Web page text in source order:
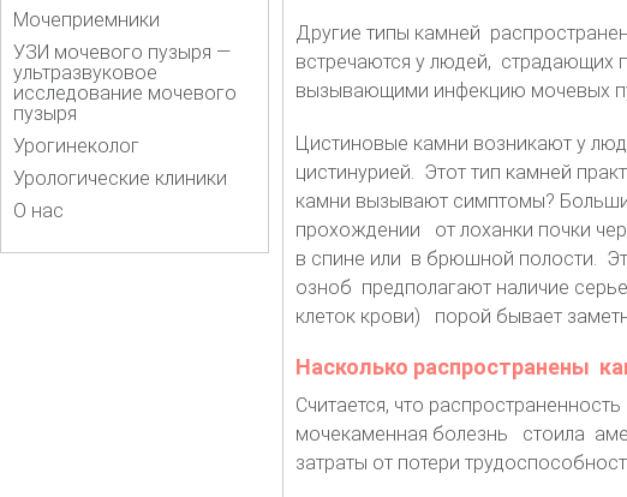
Мочеприемники
УЗИ мочевого пузыря —
ультразвуковое
исследование мочевого
пузыря
Урогинеколог
Урологические клиники
О нас
Другие типы камней
встречаются у людей, страдающих
вызывающими инфекцию мочевых
Цистиновые камни возникают у
цистинурией. Этот тип камней
камни вызывают симптомы?
прохождении от лоханки почки
в спине или в брюшной полости.
озноб предполагают наличие
клеток крови) порой бывает
Насколько распространены
Считается, что
мочекаменная болезнь стоила
затраты от потери